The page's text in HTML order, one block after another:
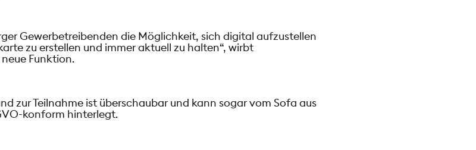
Gewerbetreibenden die Möglichkeit, sich digital aufzustellen
zu erstellen und immer aktuell zu halten“, wirbt
Funktion.
zur Teilnahme ist überschaubar und kann sogar vom Sofa aus
konform hinterlegt.